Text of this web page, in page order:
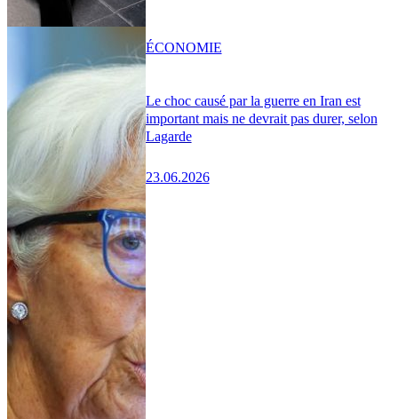
Le choc causé par la guerre en Iran est
important mais ne devrait pas durer, selon
Lagarde
23.06.2026
ÉCONOMIE